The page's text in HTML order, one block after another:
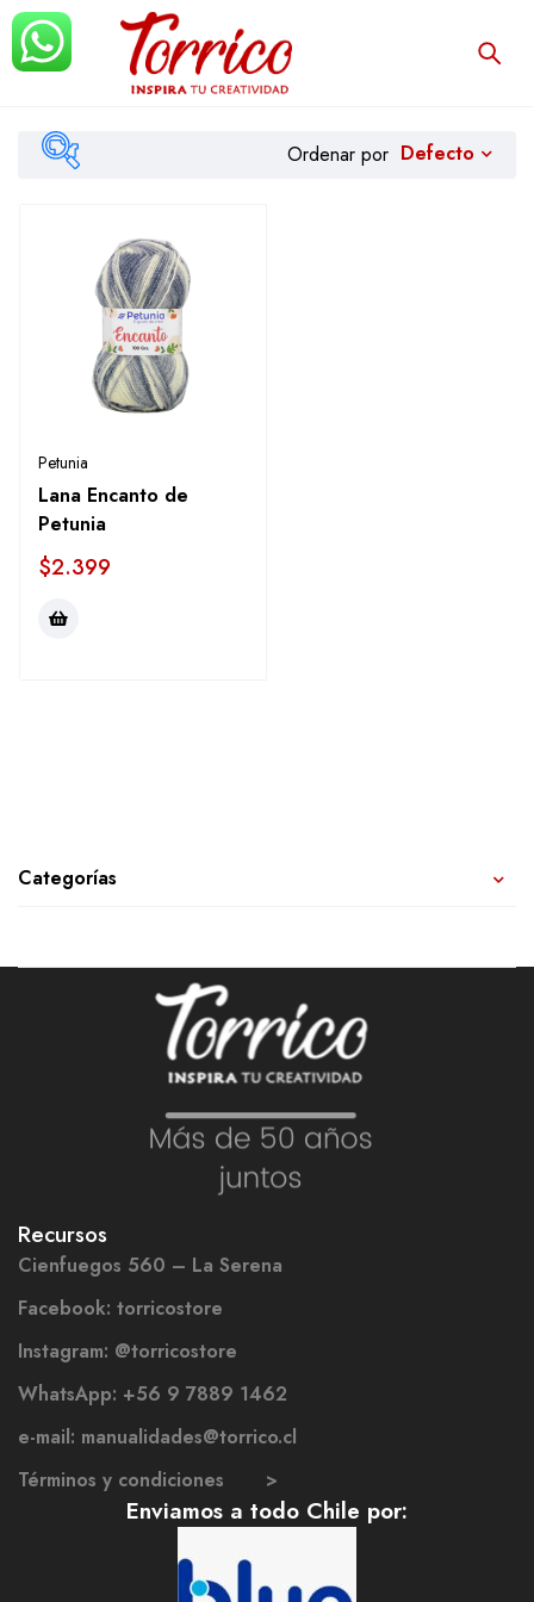
Categorías
Filtrar
Ordenar por Defecto
Petunia
Lana Encanto de
Petunia
$2.399
Recursos
Cienfuegos 560 – La Serena
Facebook: torricostore
Instagram: @torricostore
WhatsApp: +56 9 7889 1462
e-mail: manualidades@torrico.cl
Términos y condiciones >
Enviamos a todo Chile por: